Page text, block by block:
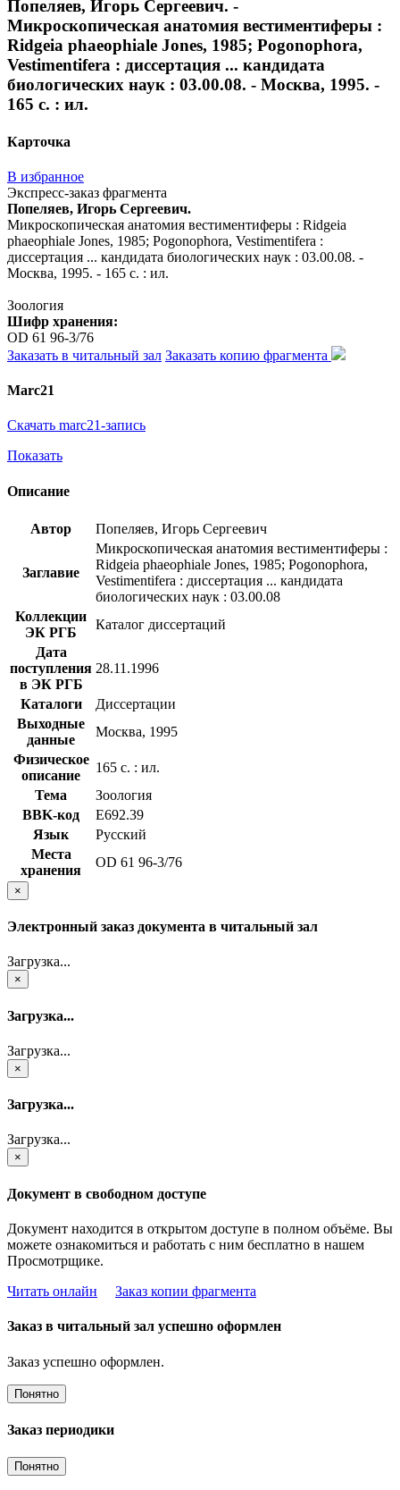
Попеляев, Игорь Сергеевич. -
Микроскопическая анатомия вестиментиферы :
Ridgeia phaeophiale Jones, 1985; Pogonophora,
Vestimentifera : диссертация ... кандидата
биологических наук : 03.00.08. - Москва, 1995. -
165 с. : ил.
Карточка
В избранное
Экспресс-заказ фрагмента
Попеляев, Игорь Сергеевич.
Микроскопическая анатомия вестиментиферы : Ridgeia
phaeophiale Jones, 1985; Pogonophora, Vestimentifera :
диссертация ... кандидата биологических наук : 03.00.08. -
Москва, 1995. - 165 с. : ил.
Зоология
Шифр хранения:
OD 61 96-3/76
Заказать в читальный зал Заказать копию фрагмента
Marc21
Скачать marc21-запись
Показать
Описание
Автор Попеляев, Игорь Сергеевич
Заглавие
Микроскопическая анатомия вестиментиферы :
Ridgeia phaeophiale Jones, 1985; Pogonophora,
Vestimentifera : диссертация ... кандидата
биологических наук : 03.00.08
Коллекции
ЭК РГБ
Каталог диссертаций
Дата
поступления
в ЭК РГБ
28.11.1996
Каталоги
Диссертации
Выходные
данные
Москва, 1995
Физическое
описание
165 с. : ил.
Тема
Зоология
BBK-код
Е692.39
Язык
Русский
Места
хранения
OD 61 96-3/76
×
Электронный заказ документа в читальный зал
Загрузка...
×
Загрузка...
Загрузка...
×
Загрузка...
Загрузка...
×
Документ в свободном доступе
Документ находится в открытом доступе в полном объёме. Вы
можете ознакомиться и работать с ним бесплатно в нашем
Просмотрщике.
Читать онлайн
Заказ копии фрагмента
Заказ в читальный зал успешно оформлен
Заказ успешно оформлен.
Понятно
Заказ периодики
Понятно